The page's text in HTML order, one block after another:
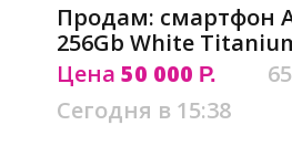
Продам: смартфон
256Gb White
Цена 50 000 Р.
Сегодня в 15:38